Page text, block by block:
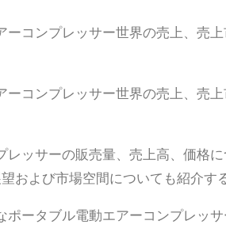
コンプレッサー世界の売上、売
コンプレッサー世界の売上、売
ッサーの販売量、売上高、価格
よび市場空間についても紹介する
ータブル電動エアーコンプレッ